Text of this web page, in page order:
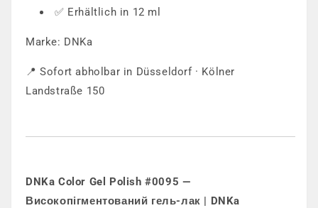
✅ Erhältlich in 12 ml
Marke: DNKa
📍 Sofort abholbar in Düsseldorf · Kölner
Landstraße 150
DNKa Color Gel Polish #0095 —
Високопігментований гель-лак | DNKa